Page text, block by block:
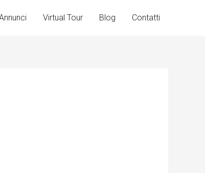
Virtual Tour Blog Contatti